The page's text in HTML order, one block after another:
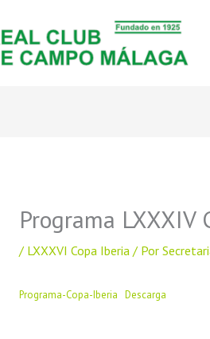
Programa LXXXIV
/ LXXXVI Copa Iberia/ Por
Programa-Copa-Iberia Descarga